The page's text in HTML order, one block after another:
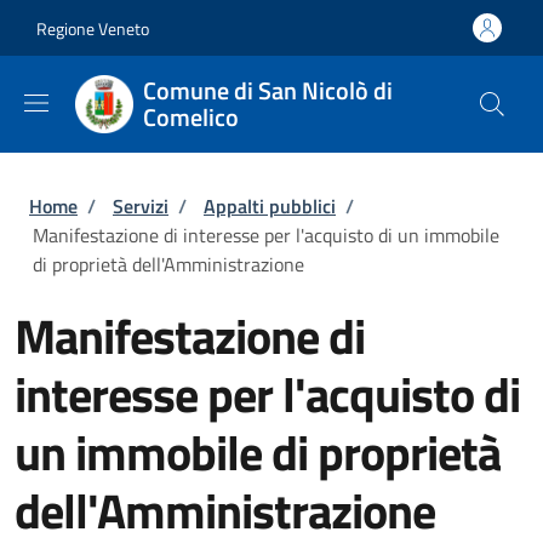
Regione Veneto
Comune di San Nicolò di
Comelico
Briciole di pane
Home / Servizi / Appalti pubblici /
Manifestazione di interesse per l'acquisto di un immobile
di proprietà dell'Amministrazione
Manifestazione di
interesse per l'acquisto di
un immobile di proprietà
dell'Amministrazione